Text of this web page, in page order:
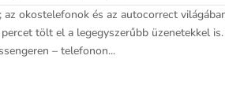
az okostelefonok és az autocorrect
tölt el a legegyszerűbb üzenetekkel
– telefonon...